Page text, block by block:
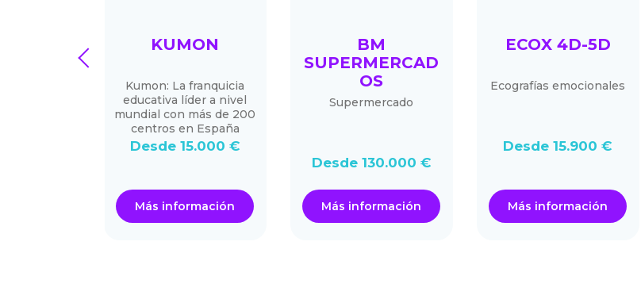
KUMON
Kumon: La franquicia
educativa líder a nivel
mundial con más de 200
centros en España
Desde 15.000 €
Más información
BM
SUPERMERCAD
OS
Supermercado
Desde 130.000 €
Más información
ECOX 4D-5D
Ecografías emocionales
Desde 15.900 €
Más información
prev